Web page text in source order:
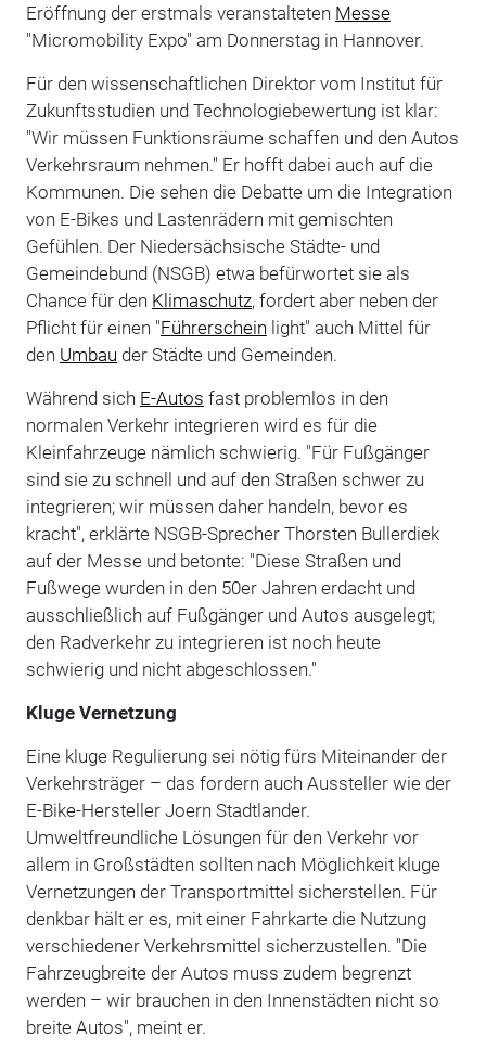
Eröffnung der erstmals veranstalteten Messe
"Micromobility Expo" am Donnerstag in Hannover.
Für den wissenschaftlichen Direktor vom Institut für
Zukunftsstudien und Technologiebewertung ist klar:
"Wir müssen Funktionsräume schaffen und den Autos
Verkehrsraum nehmen." Er hofft dabei auch auf die
Kommunen. Die sehen die Debatte um die Integration
von E-Bikes und Lastenrädern mit gemischten
Gefühlen. Der Niedersächsische Städte- und
Gemeindebund (NSGB) etwa befürwortet sie als
Chance für den Klimaschutz, fordert aber neben der
Pflicht für einen "Führerschein light" auch Mittel für
den Umbau der Städte und Gemeinden.
Während sich E-Autos fast problemlos in den
normalen Verkehr integrieren wird es für die
Kleinfahrzeuge nämlich schwierig. "Für Fußgänger
sind sie zu schnell und auf den Straßen schwer zu
integrieren; wir müssen daher handeln, bevor es
kracht", erklärte NSGB-Sprecher Thorsten Bullerdiek
auf der Messe und betonte: "Diese Straßen und
Fußwege wurden in den 50er Jahren erdacht und
ausschließlich auf Fußgänger und Autos ausgelegt;
den Radverkehr zu integrieren ist noch heute
schwierig und nicht abgeschlossen."
Kluge Vernetzung
Eine kluge Regulierung sei nötig fürs Miteinander der
Verkehrsträger – das fordern auch Aussteller wie der
E-Bike-Hersteller Joern Stadtlander.
Umweltfreundliche Lösungen für den Verkehr vor
allem in Großstädten sollten nach Möglichkeit kluge
Vernetzungen der Transportmittel sicherstellen. Für
denkbar hält er es, mit einer Fahrkarte die Nutzung
verschiedener Verkehrsmittel sicherzustellen. "Die
Fahrzeugbreite der Autos muss zudem begrenzt
werden – wir brauchen in den Innenstädten nicht so
breite Autos", meint er.